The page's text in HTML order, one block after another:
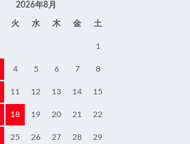
2026年8月
火 水 木 金 土
1
4 5 6 7 8
11 12 13 14 15
18 19 20 21 22
25 26 27 28 29